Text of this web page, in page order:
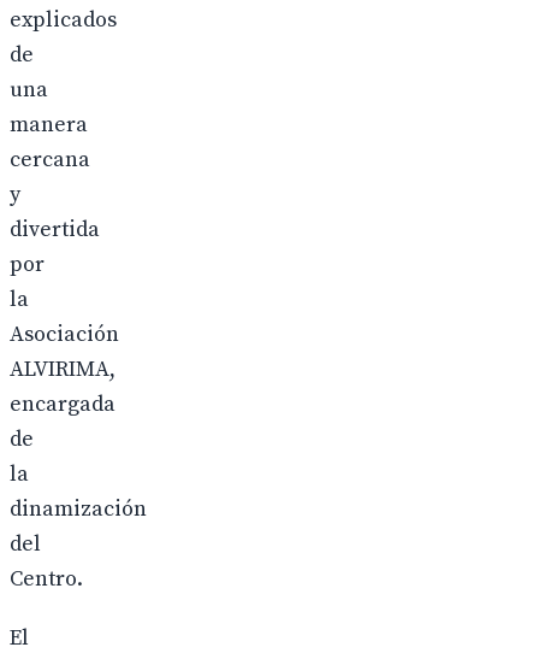
explicados
de
una
manera
cercana
y
divertida
por
la
Asociación
ALVIRIMA,
encargada
de
la
dinamización
del
Centro.
El